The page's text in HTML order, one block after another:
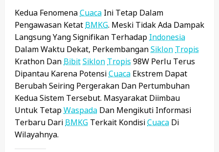
Kedua FenomenaCuaca Ini Tetap Dalam
Pengawasan Ketat BMKG. Meski Tidak Ada Dampak
Langsung Yang Signifikan Terhadap Indonesia
Dalam Waktu Dekat, PerkembanganSiklon Tropis
Krathon Dan BibitSiklon Tropis 98W Perlu Terus
Dipantau Karena PotensiCuaca Ekstrem Dapat
Berubah Seiring Pergerakan Dan Pertumbuhan
Kedua Sistem Tersebut. Masyarakat Diimbau
Untuk TetapWaspada Dan Mengikuti Informasi
Terbaru Dari BMKG Terkait KondisiCuaca Di
Wilayahnya.